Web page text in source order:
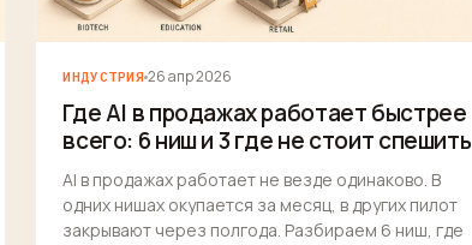
ИНДУСТРИЯ 26 апр 2026
Где AI в продажах работает быстрее
всего: 6 ниш и 3 где не стоит спешить
AI в продажах работает не везде одинаково. В
одних нишах окупается за месяц, в других пилот
закрывают через полгода. Разбираем 6 ниш, где